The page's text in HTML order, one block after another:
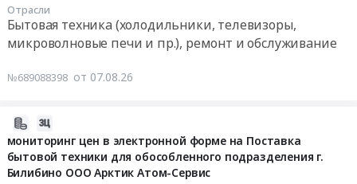
Отрасли
Бытовая техника (холодильники, телевизоры,
микроволновые печи и пр.), ремонт и обслуживание
№689088398 от 07.08.26
мониторинг цен в электронной форме на Поставка
бытовой техники для обособленного подразделения г.
Билибино ООО Арктик Атом-Сервис